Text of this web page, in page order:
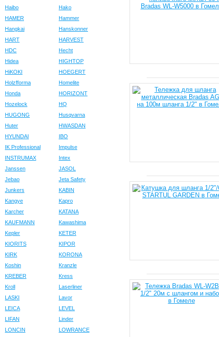
Haibo
Hako
HAMER
Hammer
Hangkai
Hanskonner
HART
HARVEST
HDC
Hecht
Hidea
HIGHTOP
HiKOKI
HOEGERT
Holzfforma
Homelite
Honda
HORIZONT
Hozelock
HQ
HUGONG
Husqvarna
Huter
HWASDAN
HYUNDAI
IBO
IK Professional
Impulse
INSTRUMAX
Intex
Janssen
JASOL
Jebao
Jeta Safety
Junkers
KABIN
Kangye
Kapro
Karcher
KATANA
KAUFMANN
Kawashima
Kepler
KETER
KIORITS
KIPOR
KIRK
KORONA
Koshin
Kranzle
KREBER
Kress
Kroll
Laserliner
LASKI
Lavor
LEICA
LEVEL
LIFAN
Linder
LONCIN
LOWRANCE